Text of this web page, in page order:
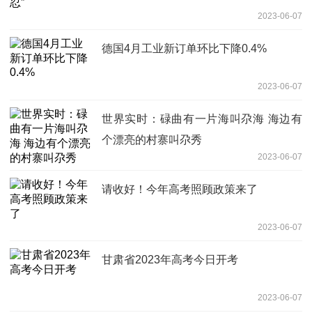
2023-06-07
德国4月工业新订单环比下降0.4%
2023-06-07
世界实时：碌曲有一片海叫尕海 海边有
个漂亮的村寨叫尕秀
2023-06-07
请收好！今年高考照顾政策来了
2023-06-07
甘肃省2023年高考今日开考
2023-06-07